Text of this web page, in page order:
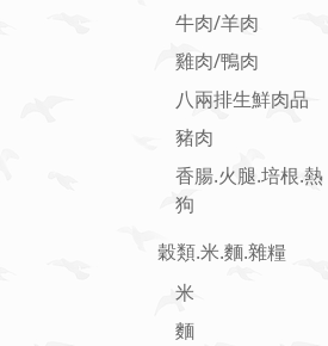
牛肉/羊肉
雞肉/鴨肉
八兩排生鮮肉品
豬肉
香腸.火腿.培根.熱
狗
穀類.米.麵.雜糧
米
麵